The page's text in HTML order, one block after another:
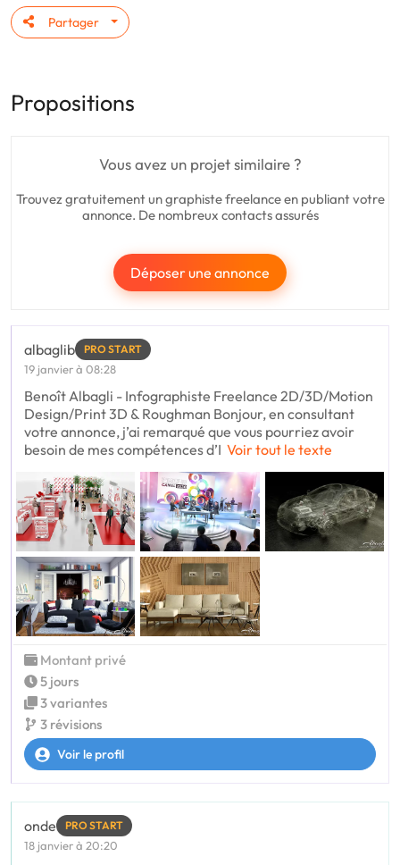
Partager
Propositions
Vous avez un projet similaire ?
Trouvez gratuitement un graphiste freelance en publiant votre
annonce. De nombreux contacts assurés
Déposer une annonce
albaglib PRO START
19 janvier à 08:28
Benoît Albagli - Infographiste Freelance 2D/3D/Motion
Design/Print 3D & Roughman Bonjour, en consultant
votre annonce, j’ai remarqué que vous pourriez avoir
besoin de mes compétences d’I Voir tout le texte
Montant privé
5 jours
3 variantes
3 révisions
Voir le profil
onde PRO START
18 janvier à 20:20